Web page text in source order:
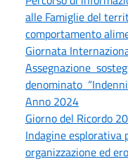
alle Famiglie del
comportamento
Giornata
Assegnazione
denominato
Anno 2024
Giorno del Ricordo
Indagine esplorativa
organizzazione ed